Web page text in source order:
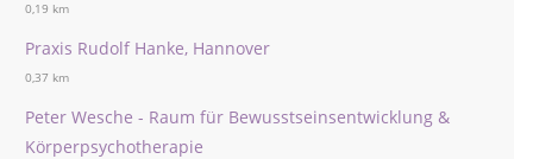
0,19 km
Praxis Rudolf Hanke, Hannover
0,37 km
Peter Wesche - Raum für Bewusstseinsentwicklung &
Körperpsychotherapie